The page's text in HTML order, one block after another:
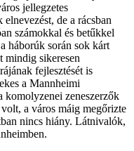
jellegzetes
de a rácsban
számokkal és betűkkel
háborúk során sok kárt
mindig sikeresen
fejlesztését is
a Mannheimi
komolyzenei zeneszerzők
a város máig megőrizte
nincs hiány. Látnivalók,